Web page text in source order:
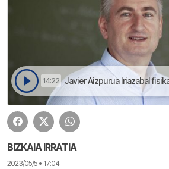
14:22 Javier Aizpurua Iriazabal fisikariak irabazi dau 2022ko
BIZKAIA IRRATIA
2023/05/5 • 17:04